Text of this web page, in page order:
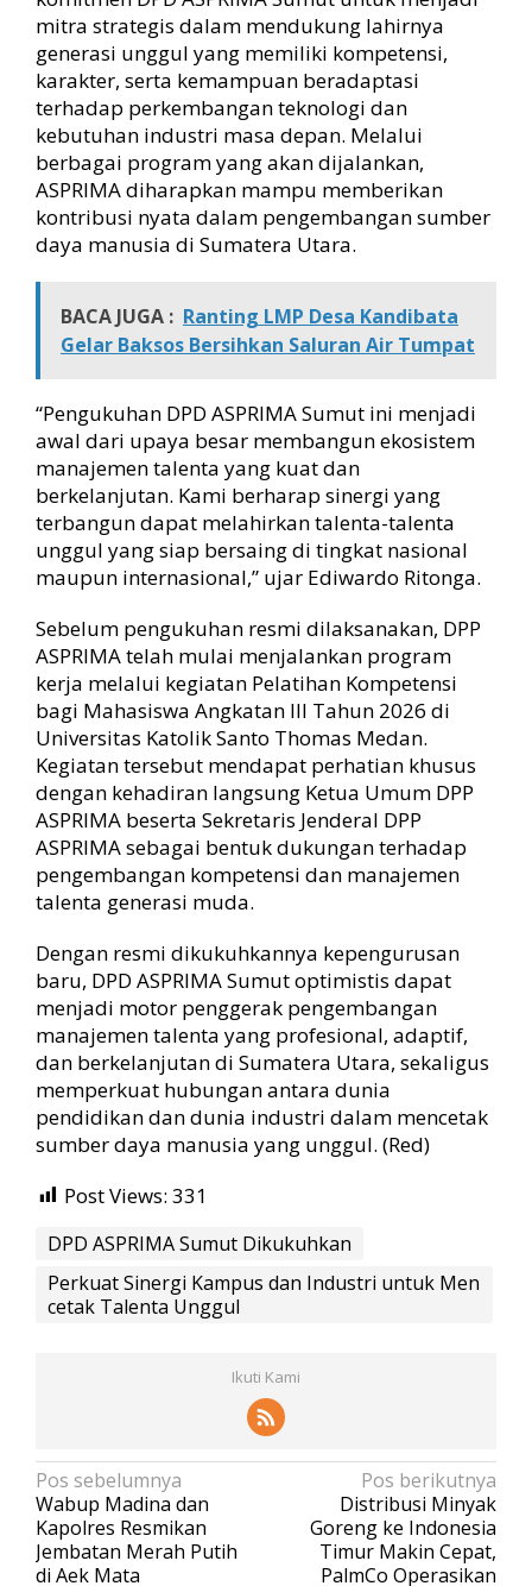
mitra strategis dalam mendukung lahirnya
generasi unggul yang memiliki kompetensi,
karakter, serta kemampuan beradaptasi
terhadap perkembangan teknologi dan
kebutuhan industri masa depan. Melalui
berbagai program yang akan dijalankan,
ASPRIMA diharapkan mampu memberikan
kontribusi nyata dalam pengembangan sumber
daya manusia di Sumatera Utara.
BACA JUGA : Ranting LMP Desa Kandibata
Gelar Baksos Bersihkan Saluran Air Tumpat
“Pengukuhan DPD ASPRIMA Sumut ini menjadi
awal dari upaya besar membangun ekosistem
manajemen talenta yang kuat dan
berkelanjutan. Kami berharap sinergi yang
terbangun dapat melahirkan talenta-talenta
unggul yang siap bersaing di tingkat nasional
maupun internasional,” ujar Ediwardo Ritonga.
Sebelum pengukuhan resmi dilaksanakan, DPP
ASPRIMA telah mulai menjalankan program
kerja melalui kegiatan Pelatihan Kompetensi
bagi Mahasiswa Angkatan III Tahun 2026 di
Universitas Katolik Santo Thomas Medan.
Kegiatan tersebut mendapat perhatian khusus
dengan kehadiran langsung Ketua Umum DPP
ASPRIMA beserta Sekretaris Jenderal DPP
ASPRIMA sebagai bentuk dukungan terhadap
pengembangan kompetensi dan manajemen
talenta generasi muda.
Dengan resmi dikukuhkannya kepengurusan
baru, DPD ASPRIMA Sumut optimistis dapat
menjadi motor penggerak pengembangan
manajemen talenta yang profesional, adaptif,
dan berkelanjutan di Sumatera Utara, sekaligus
memperkuat hubungan antara dunia
pendidikan dan dunia industri dalam mencetak
sumber daya manusia yang unggul. (Red)
Post Views: 331
DPD ASPRIMA Sumut Dikukuhkan
Perkuat Sinergi Kampus dan Industri untuk Men
cetak Talenta Unggul
Ikuti Kami
N
a
v
Pos sebelumnya
Wabup Madina dan
Kapolres Resmikan
Jembatan Merah Putih
di Aek Mata
Pos berikutnya
Distribusi Minyak
Goreng ke Indonesia
Timur Makin Cepat,
PalmCo Operasikan